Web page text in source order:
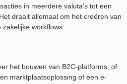
in meerdere valuta's tot een
draait allemaal om het creëren van
workflows.
het bouwen van B2C-platforms, of
marktplaatsoplossing of een e-